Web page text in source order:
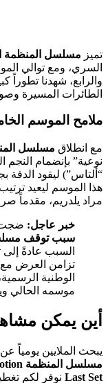
تميز مسلسل المنظمة
السري، ومع توالي
والرابع، شهدنا تطوراً
الطائرات المسيرة
ملامح الموسم
مع انطلاق مسلسل
نوعية” بإنضمام النجم
“ألتاس”) ليقود الدفة
هذا الموسم ليعيد
مراد يلدريم، مقدماً
خبر عاجل: ضجت
سبب توقف
تزامن العرض مع
الوطنية
موسمه الحالي
أين يمكن
يبحث الملايين يومياً عن
مسلسل المنظمة dailymotion
Last Set نوفر لكم